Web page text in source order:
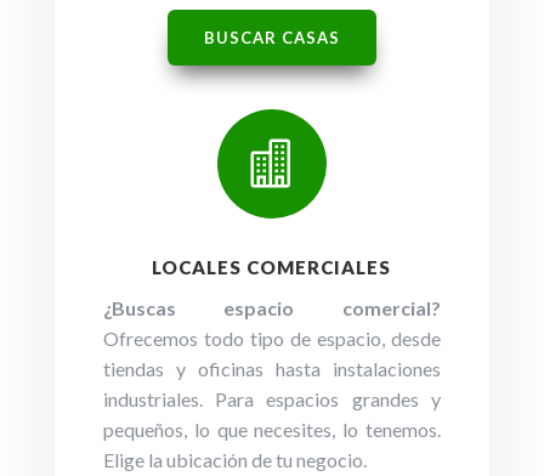
BUSCAR CASAS

LOCALES COMERCIALES
¿Buscas espacio comercial?
Ofrecemos todo tipo de espacio, desde
tiendas y oficinas hasta instalaciones
industriales. Para espacios grandes y
pequeños, lo que necesites, lo tenemos.
Elige la ubicación de tu negocio.